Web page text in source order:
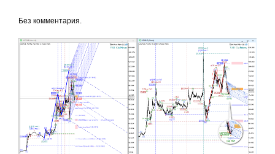
Без комментария.